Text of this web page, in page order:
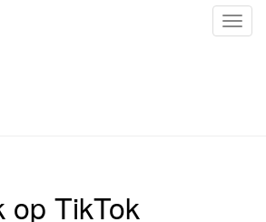
S
op TikTok